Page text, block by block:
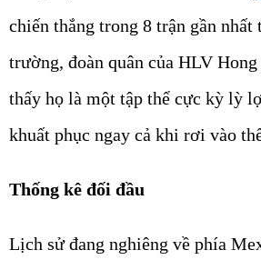
chiến thắng trong 8 trận gần nhất
trường, đoàn quân của HLV
thấy họ là một tập thể cực kỳ lỳ
khuất phục ngay cả khi rơi vào
Thống kê đối đầu
Lịch sử đang nghiêng về phía